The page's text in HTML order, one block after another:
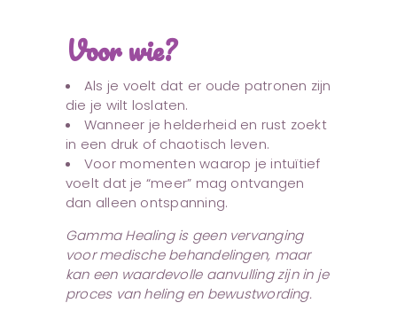
Voor wie?
Als je voelt dat er oude patronen zijn
die je wilt loslaten.
Wanneer je helderheid en rust zoekt
in een druk of chaotisch leven.
Voor momenten waarop je intuïtief
voelt dat je “meer” mag ontvangen
dan alleen ontspanning.
Gamma Healing is geen vervanging
voor medische behandelingen, maar
kan een waardevolle aanvulling zijn in je
proces van heling en bewustwording.